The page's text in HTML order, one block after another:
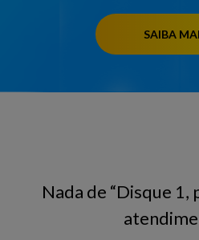
SAIBA
Nada de “Disque 1,